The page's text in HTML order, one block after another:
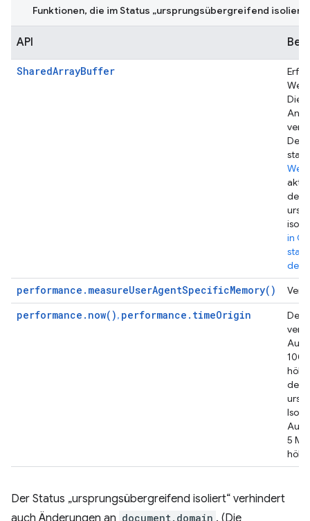
API
SharedArrayBuffer
den
in
performance.measureUserAgentSpecificMemory()
performance.now(), performance.timeOrigin
100
der
5
Funktionen, die im Status „ursprungsübergreifend
Der Status „ursprungsübergreifend isoliert“ verhindert
auch Änderungen an document.domain . (Die